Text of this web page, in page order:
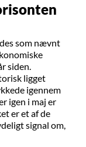
som nævnt
siden.
ligget
igennem
igen i maj er
er et af de
signal om,